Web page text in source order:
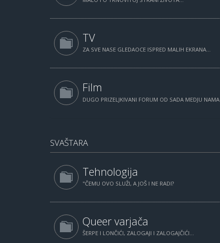
TV
ZA SVE NASE GLEDAOCE ISPRED MALIH EKRANA...
Film
DUGO PRIZELJKIVANI FORUM OD SADA MEDJU
SVAŠTARA
Tehnologija
"ČEMU OVO SLUŽI, A JOŠ I NE RADI?
Queer varjača
ŠERPE I LONČIĆI, ZALOGAJI I ZALOGAJČIĆI...